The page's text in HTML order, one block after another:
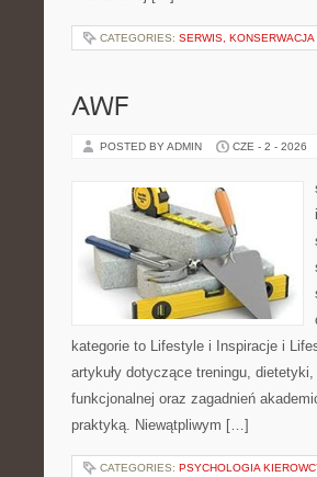
CATEGORIES: SERWIS,
AWF
POSTED BY ADMIN CZE - 2 - 2026
kategorie to Lifestyle i Inspiracje i
artykuły dotyczące treningu,
funkcjonalnej oraz zagadnień
praktyką. Niewątpliwym […]
CATEGORIES: PSYCHOLOGIA